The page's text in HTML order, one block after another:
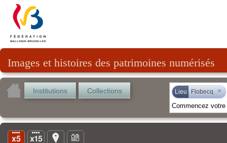
Images et histoires des patrimoines numérisés
Institutions Collections Lieu Flobecq ×